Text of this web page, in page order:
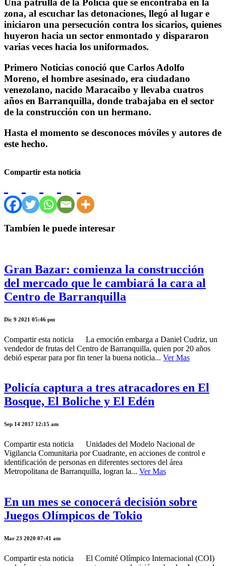
Una patrulla de la Policía que se encontraba en la
zona, al escuchar las detonaciones, llegó al lugar e
iniciaron una persecución contra los sicarios, quienes
huyeron hacia un sector enmontado y dispararon
varias veces hacia los uniformados.
Primero Noticias conoció que Carlos Adolfo
Moreno, el hombre asesinado, era ciudadano
venezolano, nacido Maracaibo y llevaba cuatros
años en Barranquilla, donde trabajaba en el sector
de la construcción con un hermano.
Hasta el momento se desconoces móviles y autores de
este hecho.
Compartir esta noticia
Tambíen le puede interesar
Gran Bazar: comienza la construcción
del mercado que le cambiará la cara al
Centro de Barranquilla
Dic 9 2021 05:46 pm
Compartir esta noticia La emoción embarga a Daniel Cudriz, un
vendedor de frutas del Centro de Barranquilla, quien por 20 años
debió esperar para por fin tener la buena noticia... Ver Mas
Policía captura a tres atracadores en El
Bosque, El Boliche y El Edén
Sep 14 2017 12:15 am
Compartir esta noticia Unidades del Modelo Nacional de
Vigilancia Comunitaria por Cuadrante, en acciones de control e
identificación de personas en diferentes sectores del área
Metropolitana de Barranquilla, logran la... Ver Mas
En un mes se conocerá decisión sobre
Juegos Olímpicos de Tokio
Mar 23 2020 07:41 am
Compartir esta noticia El Comité Olímpico Internacional (COI)